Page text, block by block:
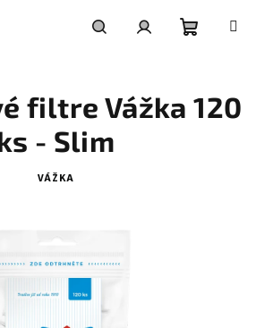
košík
filtre Vážka 120
- Slim
VÁŽKA